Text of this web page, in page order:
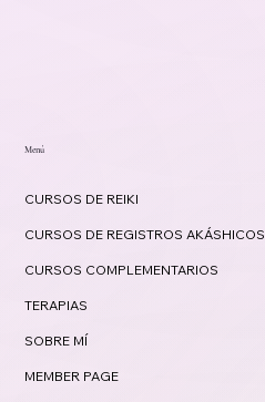
CURSOS DE REIKI
CURSOS DE REGISTROS AKÁSHICOS
CURSOS COMPLEMENTARIOS
TERAPIAS
SOBRE MÍ
MEMBER PAGE
Menú